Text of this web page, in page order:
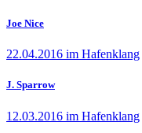
Joe Nice
22.04.2016 im Hafenklang
J. Sparrow
12.03.2016 im Hafenklang